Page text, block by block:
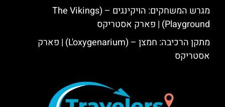
מגרש המשחקים: הויקינגים – (The Vikings
Playground) | פארק אסטריקס
מתקן הרכיבה: חמצן – (L'oxygenarium) | פארק
אסטריקס